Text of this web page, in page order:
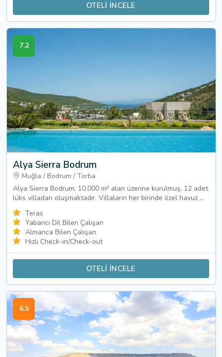
OTELİ İNCELE
7.2
Alya Sierra Bodrum
Muğla / Bodrum / Torba
Alya Sierra Bodrum, 10.000 m² alan üzerine kurulmuş, 12 adet
lüks villadan oluşmaktadır. Villaların her birinde özel havuz ...
Teras
Yabancı Dil Bilen Çalışan
Almanca Bilen Çalışan
Hızlı Check-in/Check-out
OTELİ İNCELE
6.5